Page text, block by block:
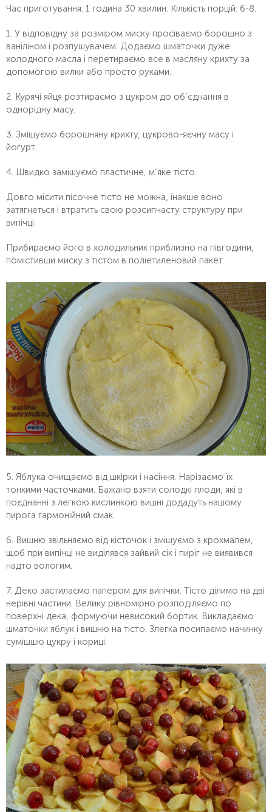
Час приготування: 1 година 30 хвилин. Кількість порцій: 6-8.
1. У відповідну за розміром миску просіваємо борошно з
ваніліном і розпушувачем. Додаємо шматочки дуже
холодного масла і перетираємо все в масляну крихту за
допомогою вилки або просто руками.
2. Курячі яйця розтираємо з цукром до об’єднання в
однорідну масу.
3. Змішуємо борошняну крихту, цукрово-яєчну масу і
йогурт.
4. Швидко замішуємо пластичне, м’яке тісто.
Довго місити пісочне тісто не можна, інакше воно
затягнеться і втратить свою розсипчасту структуру при
випічці.
Прибираємо його в холодильник приблизно на півгодини,
помістивши миску з тістом в поліетиленовий пакет.
5. Яблука очищаємо від шкірки і насіння. Нарізаємо їх
тонкими часточками. Бажано взяти солодкі плоди, які в
поєднанні з легкою кислинкою вишні додадуть нашому
пирога гармонійний смак.
6. Вишню звільняємо від кісточок і змішуємо з крохмалем,
щоб при випічці не виділявся зайвий сік і пиріг не виявився
надто вологим.
7. Деко застилаємо папером для випічки. Тісто ділимо на дві
нерівні частини. Велику рівномірно розподіляємо по
поверхні дека, формуючи невисокий бортик. Викладаємо
шматочки яблук і вишню на тісто. Злегка посипаємо начинку
сумішшю цукру і кориці.